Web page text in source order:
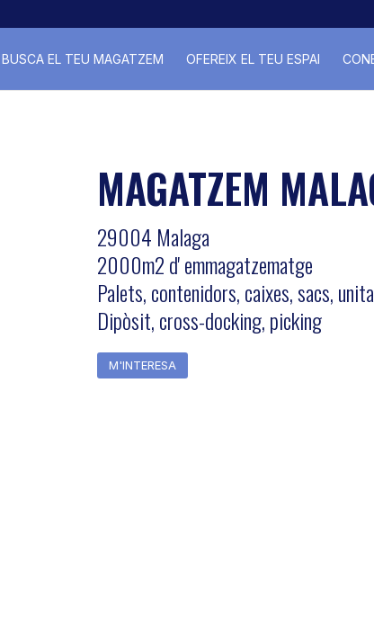
BUSCA EL TEU MAGATZEM OFEREIX EL TEU ESPAI
MAGATZEM
29004 Malaga
2000m2 d' emmagatzematge
Palets, contenidors, caixes, sacs,
Dipòsit, cross-docking, picking
M'INTERESA